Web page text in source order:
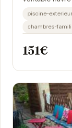
périgourdine.
piscine-
chambres-
151€